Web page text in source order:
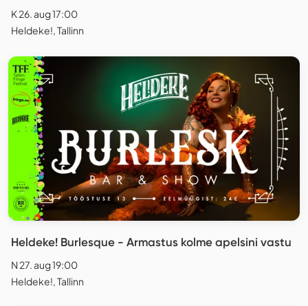
K 26. aug 17:00
Heldeke!, Tallinn
Heldeke! Burlesque - Armastus kolme apelsini vastu
N 27. aug 19:00
Heldeke!, Tallinn